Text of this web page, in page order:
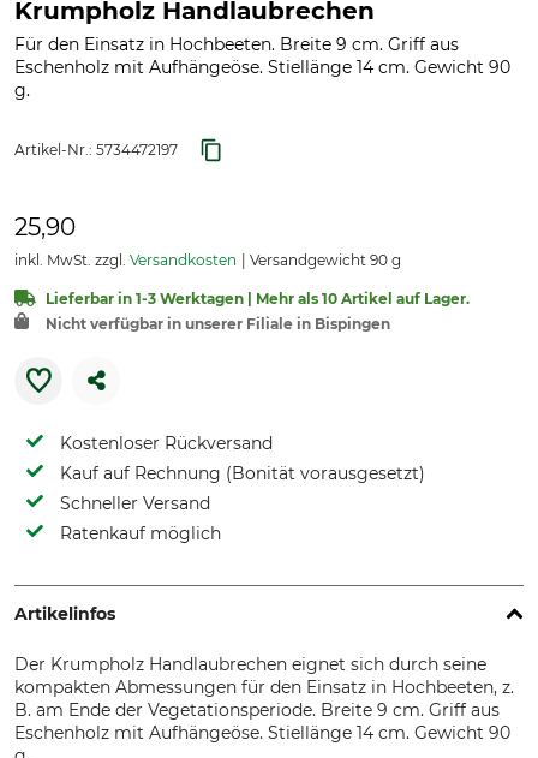
Krumpholz Handlaubrechen
Für den Einsatz in Hochbeeten. Breite 9 cm. Griff aus
Eschenholz mit Aufhängeöse. Stiellänge 14 cm. Gewicht 90
g.
Artikel-Nr.: 5734472197
25,90
inkl. MwSt. zzgl. Versandkosten Versandgewicht 90 g
Lieferbar in 1-3 Werktagen | Mehr als 10 Artikel auf Lager.
Nicht verfügbar in unserer Filiale in Bispingen
Kostenloser Rückversand
Kauf auf Rechnung (Bonität vorausgesetzt)
Schneller Versand
Ratenkauf möglich
Artikelinfos
Der Krumpholz Handlaubrechen eignet sich durch seine
kompakten Abmessungen für den Einsatz in Hochbeeten, z.
B. am Ende der Vegetationsperiode. Breite 9 cm. Griff aus
Eschenholz mit Aufhängeöse. Stiellänge 14 cm. Gewicht 90